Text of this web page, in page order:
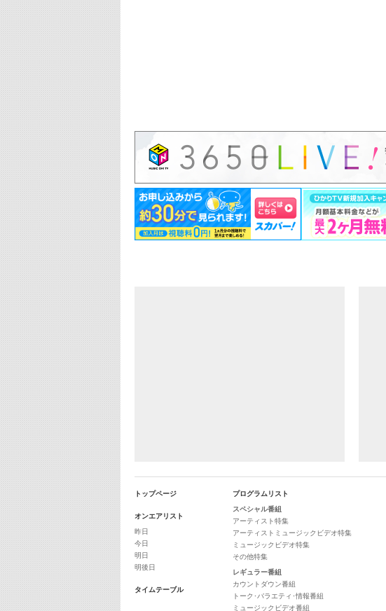
トップページ
オンエアリスト
昨日
今日
明日
明後日
タイムテーブル
プログラムリスト
スペシャル番組
アーティスト特集
アーティストミュージックビデオ特集
ミュージックビデオ特集
その他特集
レギュラー番組
カウントダウン番組
トーク･バラエティ･情報番組
ミュージックビデオ番組